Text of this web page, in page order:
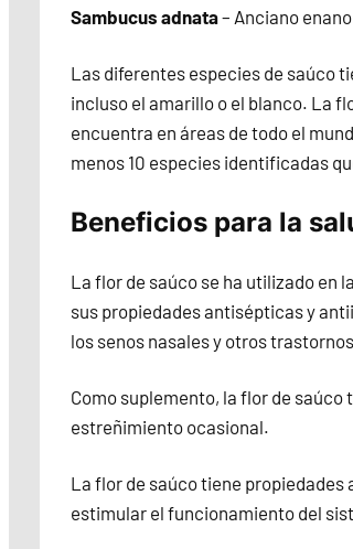
Sambucus adnata– Anciano
Las diferentes especies de saúco
incluso el amarillo o el blanco. La
encuentra en áreas de todo el
menos 10 especies identificadas
Beneficios para la
La flor de saúco se ha utilizado en
sus propiedades antisépticas y
los senos nasales y otros
Como suplemento, la flor de
estreñimiento ocasional.
La flor de saúco tiene
estimular el funcionamiento del